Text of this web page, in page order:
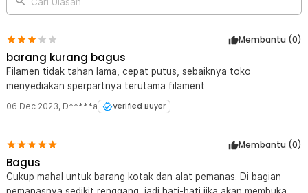
Membantu (0)
barang kurang bagus
Filamen tidak tahan lama, cepat putus, sebaiknya toko
menyediakan sperpartnya terutama filament
06 Dec 2023, D*****a Verified Buyer
Membantu (0)
Bagus
Cukup mahal untuk barang kotak dan alat pemanas. Di bagian